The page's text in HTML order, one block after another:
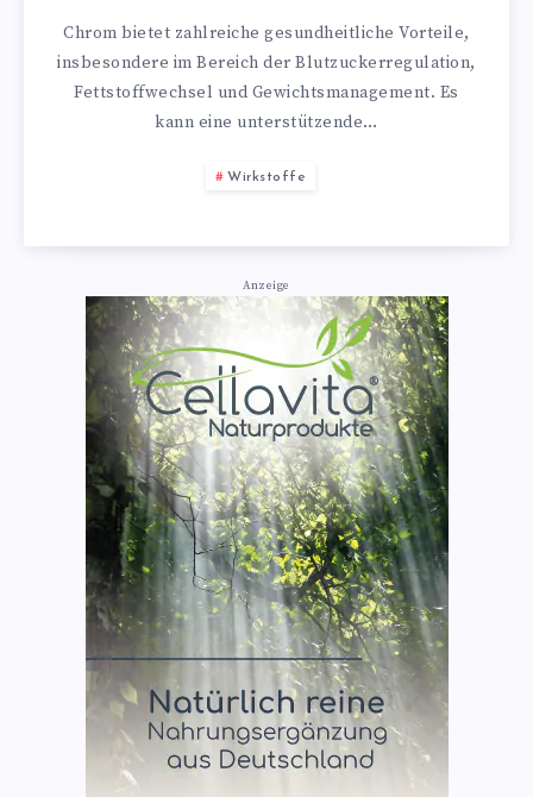
Chrom bietet zahlreiche gesundheitliche Vorteile,
insbesondere im Bereich der Blutzuckerregulation,
Fettstoffwechsel und Gewichtsmanagement. Es
kann eine unterstützende…
Wirkstoffe
Anzeige